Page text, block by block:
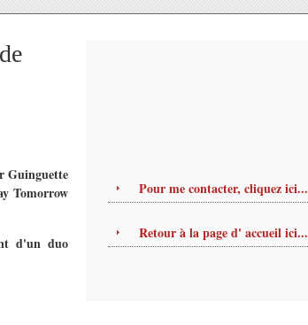
Guinguette
Tomorrow
d'un duo
Pour me contacter, cliquez ici...
Retour à la page d' accueil ici...